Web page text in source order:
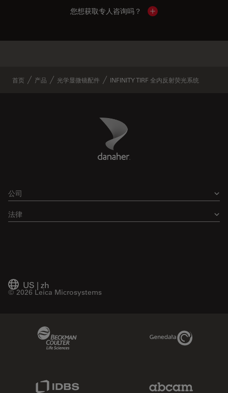
您想获取专人咨询吗？ Show local contacts
首页 产品 光学显微镜配件 INFINITY TIRF 全内反射荧光系统
Danaher Logo
公司
法律
US | zh
© 2026 Leica Microsystems
Genedata Link
IDBS Link